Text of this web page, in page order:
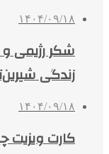
۱۴۰۴/۰۹/۱۸
شکر رژیمی
زندگی
۱۴۰۴/۰۹/۱۸
کارت ویزیت